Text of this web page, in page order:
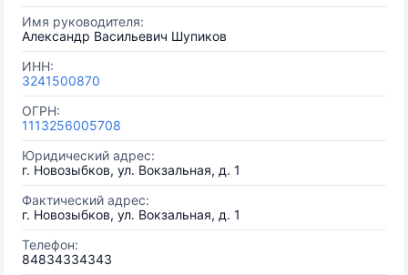
Имя руководителя:
Александр Васильевич Шупиков
ИНН:
3241500870
ОГРН:
1113256005708
Юридический адрес:
г. Новозыбков, ул. Вокзальная, д. 1
Фактический адрес:
г. Новозыбков, ул. Вокзальная, д. 1
Телефон:
84834334343